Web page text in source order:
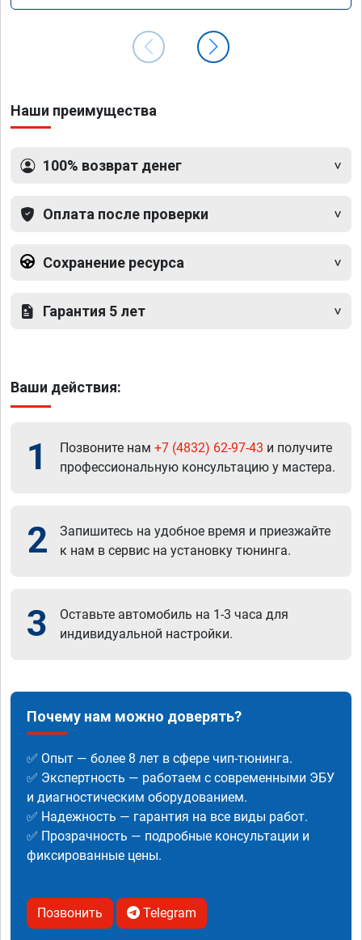
Наши преимущества
100% возврат денег
Оплата после проверки
Сохранение ресурса
Гарантия 5 лет
Ваши действия:
1 Позвоните нам +7 (4832) 62-97-43 и получите
профессиональную консультацию у мастера.
2
Запишитесь на удобное время и приезжайте
к нам в сервис на установку тюнинга.
3
Оставьте автомобиль на 1-3 часа для
индивидуальной настройки.
Почему нам можно доверять?
✅ Опыт — более 8 лет в сфере чип-тюнинга.
✅ Экспертность — работаем с современными ЭБУ
и диагностическим оборудованием.
✅ Надежность — гарантия на все виды работ.
✅ Прозрачность — подробные консультации и
фиксированные цены.
Позвонить Telegram